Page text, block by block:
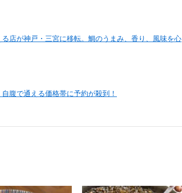
店が神戸・三宮に移転。鯛のうまみ、香り、風味を心
腹で通える価格帯に予約が殺到！